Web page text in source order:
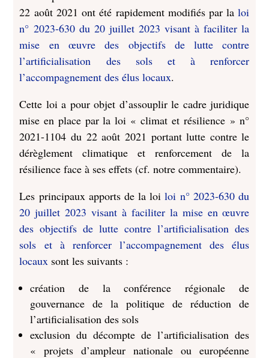
22 août 2021 ont été rapidement modifiés par laloi
n° 2023-630 du 20 juillet 2023 visant à faciliter la
mise en œuvre des objectifs de lutte contre
l’artificialisation des sols et à renforcer
l’accompagnement des élus locaux.
Cette loi a pour objet d’assouplir le cadre juridique
mise en place par la loi « climat et résilience » n°
2021-1104 du 22 août 2021 portant lutte contre le
dérèglement climatique et renforcement de la
résilience face à ses effets (cf. notre commentaire).
Les principaux apports de la loiloi n° 2023-630 du
20 juillet 2023 visant à faciliter la mise en œuvre
des objectifs de lutte contre l’artificialisation des
sols et à renforcer l’accompagnement des élus
locaux sont les suivants :
création de la conférence régionale de
gouvernance de la politique de réduction de
l’artificialisation des sols
exclusion du décompte de l’artificialisation des
« projets d’ampleur nationale ou européenne